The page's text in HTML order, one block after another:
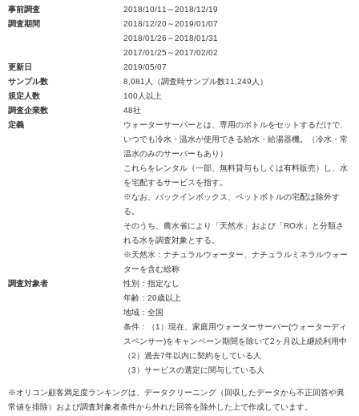
事前調査
2018/10/11～2018/12/19
調査期間
2018/12/20～2019/01/07
2018/01/26～2018/01/31
2017/01/25～2017/02/02
更新日
2019/05/07
サンプル数
8,081人（調査時サンプル数11,249人）
規定人数
100人以上
調査企業数
48社
定義
ウォーターサーバーとは、専用のボトルをセットするだけで、
いつでも冷水・温水が使用できる給水・給湯器機。（冷水・常
温水のみのサーバーもあり）
これらをレンタル（一部、無料貸与もしくは有料販売）し、水
を宅配するサービスを指す。
※なお、バックインボックス、ペットボトルの宅配は除外す
る。
そのうち、農水省により「天然水」および「RO水」と分類さ
れる水を調査対象とする。
※天然水：ナチュラルウォーター、ナチュラルミネラルウォー
ターを含む総称
調査対象者
性別：指定なし
年齢：20歳以上
地域：全国
条件：（1）現在、家庭用ウォーターサーバー(ウォーターディ
スペンサー)をキャンペーン期間を除いて2ヶ月以上継続利用中
（2）過去7年以内に契約をしている人
（3）サービスの選定に関与している人
※オリコン顧客満足度ランキングは、データクリーニング（回収したデータから不正回答や異
常値を排除）および調査対象者条件から外れた回答を除外した上で作成しています。